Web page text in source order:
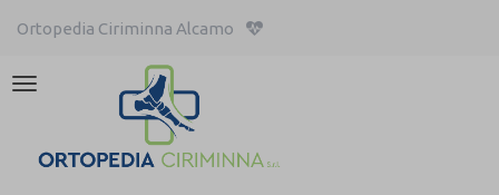
Ortopedia Ciriminna Alcamo
Attiva/disattiva